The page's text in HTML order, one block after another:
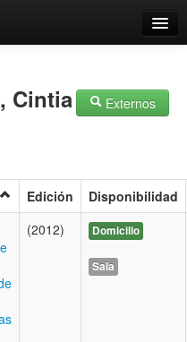
Externos
Cintia
Edición Disponibilidad
(2012) Domicilio
Sala